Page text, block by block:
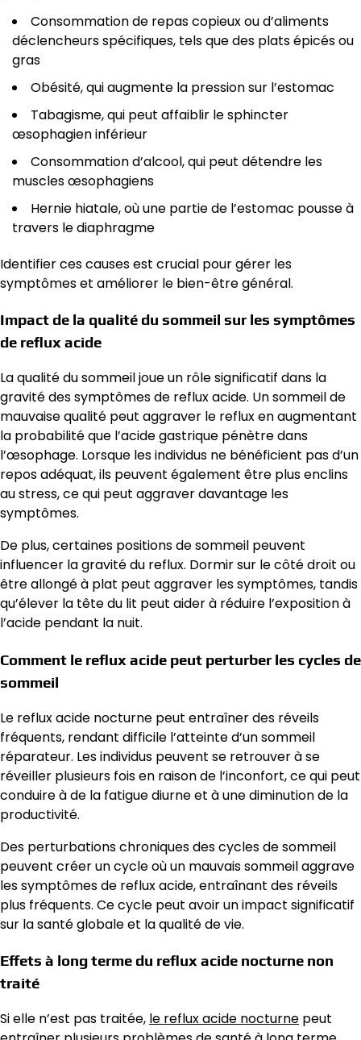
Consommation de repas copieux ou d’aliments
déclencheurs spécifiques, tels que des plats épicés ou
gras
Obésité, qui augmente la pression sur l’estomac
Tabagisme, qui peut affaiblir le sphincter
œsophagien inférieur
Consommation d’alcool, qui peut détendre les
muscles œsophagiens
Hernie hiatale, où une partie de l’estomac pousse à
travers le diaphragme
Identifier ces causes est crucial pour gérer les
symptômes et améliorer le bien-être général.
Impact de la qualité du sommeil sur les symptômes
de reflux acide
La qualité du sommeil joue un rôle significatif dans la
gravité des symptômes de reflux acide. Un sommeil de
mauvaise qualité peut aggraver le reflux en augmentant
la probabilité que l’acide gastrique pénètre dans
l’œsophage. Lorsque les individus ne bénéficient pas d’un
repos adéquat, ils peuvent également être plus enclins
au stress, ce qui peut aggraver davantage les
symptômes.
De plus, certaines positions de sommeil peuvent
influencer la gravité du reflux. Dormir sur le côté droit ou
être allongé à plat peut aggraver les symptômes, tandis
qu’élever la tête du lit peut aider à réduire l’exposition à
l’acide pendant la nuit.
Comment le reflux acide peut perturber les cycles de
sommeil
Le reflux acide nocturne peut entraîner des réveils
fréquents, rendant difficile l’atteinte d’un sommeil
réparateur. Les individus peuvent se retrouver à se
réveiller plusieurs fois en raison de l’inconfort, ce qui peut
conduire à de la fatigue diurne et à une diminution de la
productivité.
Des perturbations chroniques des cycles de sommeil
peuvent créer un cycle où un mauvais sommeil aggrave
les symptômes de reflux acide, entraînant des réveils
plus fréquents. Ce cycle peut avoir un impact significatif
sur la santé globale et la qualité de vie.
Effets à long terme du reflux acide nocturne non
traité
Si elle n’est pas traitée, le reflux acide nocturne peut